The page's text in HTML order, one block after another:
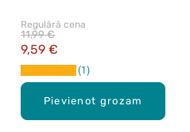
Pievienot grozam
Regulārā cena
9,59 €
11,99 €
1